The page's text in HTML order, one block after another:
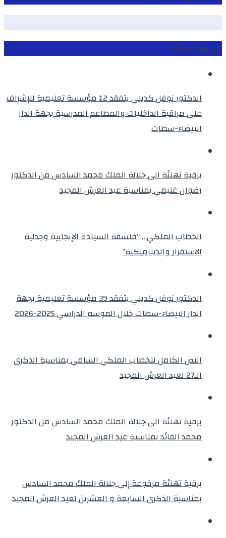
مواضيع سابقة
الدكتور نوفل كديلي يتفقد 12 مؤسسة تعليمية للإشراف
على مراقبة الداخليات والمطاعم المدرسية بجهة الدار
البيضاء-سطات
برقية تهنئة الى جلالة الملك محمد السادس من الدكتور
رضوان غنيمي بمناسبة عيد العرش المجيد
الخطاب الملكي .. “فلسفة السيادة الإيجابية وجدلية
الاستقرار والديناميكية”
الدكتور نوفل كديلي يتفقد 39 مؤسسة تعليمية بجهة
الدار البيضاء-سطات خلال الموسم الدراسي 2025-2026
النص الكامل للخطاب الملكي السامي بمناسبة الذكرى
الـ27 لعيد العرش المجيد
برقية تهنئة الى جلالة الملك محمد السادس من الدكتور
محمد الفائد بمناسبة عيد العرش المجيد
برقية تهنئة مرفوعة إلى جلالة الملك محمد السادس
بمناسبة الذكرى السابعة و العشرين لعيد العرش المجيد